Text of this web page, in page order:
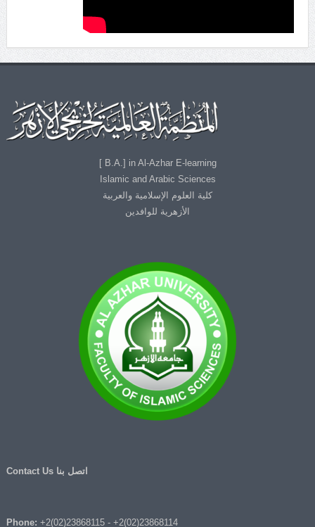
B.A.] in Al-Azhar E-learning ]
Islamic and Arabic Sciences
كلية العلوم الإسلامية والعربية
الأزهرية للوافدين
اتصل بنا Contact Us
Phone: +2(02)23868115- +2(02)23868114